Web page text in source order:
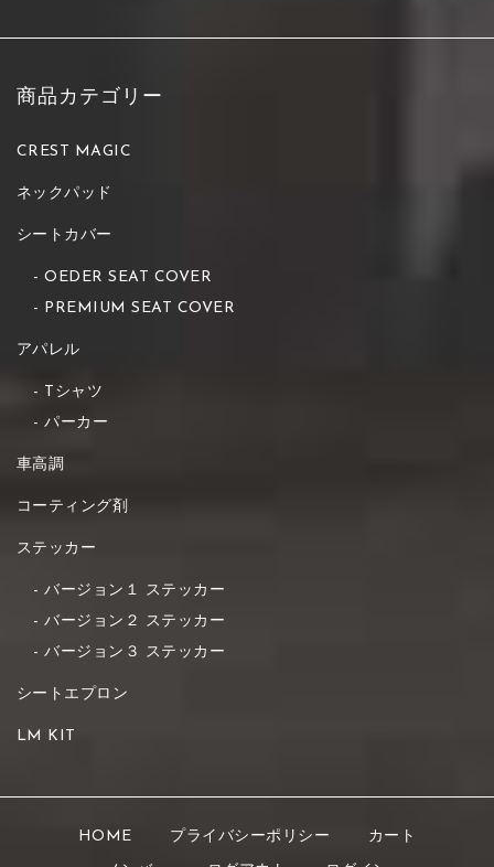
商品カテゴリー
CREST MAGIC
ネックパッド
シートカバー
OEDER SEAT COVER
PREMIUM SEAT COVER
アパレル
Tシャツ
パーカー
車高調
コーティング剤
ステッカー
バージョン１ ステッカー
バージョン２ ステッカー
バージョン３ ステッカー
シートエプロン
LM KIT
HOME プライバシーポリシー カート